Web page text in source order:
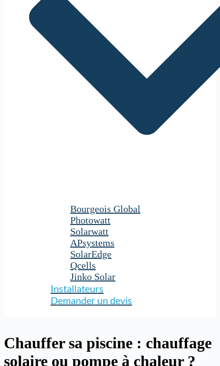
Bourgeois Global
Photowatt
Solarwatt
APsystems
SolarEdge
Qcells
Jinko Solar
Installateurs
Demander un devis
Chauffer sa piscine : chauffage
solaire ou pompe à chaleur ?